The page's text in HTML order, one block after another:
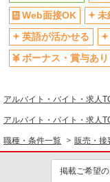
Web面接OK
未
英語が活かせる
ボーナス・賞与あり
アルバイト・バイト・求人
アルバイト・バイト・求人
職種・条件一覧 販売・接
掲載ご希望